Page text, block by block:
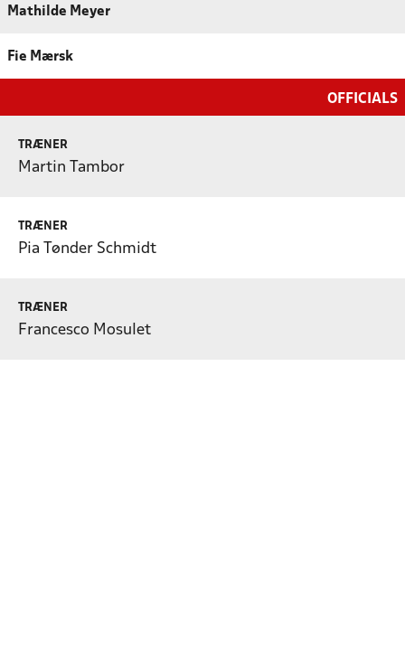
Mathilde Meyer
Fie Mærsk
OFFICIALS
TRÆNER
Martin Tambor
TRÆNER
Pia Tønder Schmidt
TRÆNER
Francesco Mosulet